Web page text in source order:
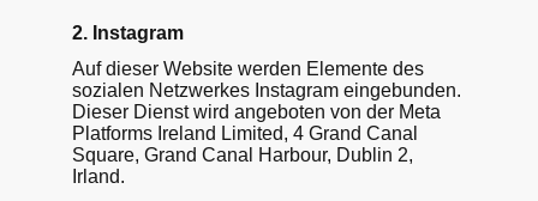
2. Instagram
Auf dieser Website werden Elemente des
sozialen Netzwerkes Instagram eingebunden.
Dieser Dienst wird angeboten von der Meta
Platforms Ireland Limited, 4 Grand Canal
Square, Grand Canal Harbour, Dublin 2,
Irland.